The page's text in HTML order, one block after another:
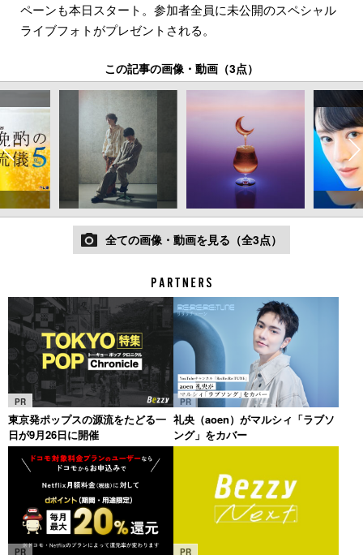
ペーンも本日スタート。参加者全員に未公開のスペシャル
ライブフォトがプレゼントされる。
この記事の画像・動画（3点）
全ての画像・動画を見る（全3点）
PR
東京発ポップスの源流をたどる一
日が9月26日に開催
PR
礼央（aoen）がマルシィ「ラブソ
ング」をカバー
PR PR